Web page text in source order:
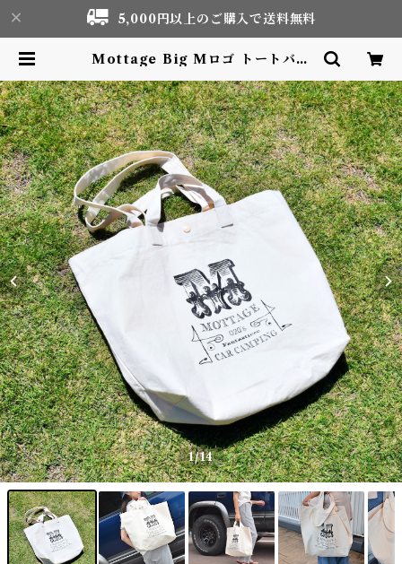
5,000円以上のご購入で送料無料
Mottage Big Mロゴ トートバッ
fe & Outdoor Adventure Tou
rism gear shop
1/14